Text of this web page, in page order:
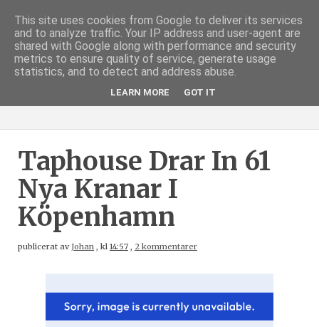
Taphouse Drar In 61
Nya Kranar I
Köpenhamn
publicerat avJohan , kl 14:57 , 2 kommentarer
This site uses cookies from Google to deliver its services
and to analyze traffic. Your IP address and user-agent are
shared with Google along with performance and security
metrics to ensure quality of service, generate usage
statistics, and to detect and address abuse.
LEARN MORE GOT IT